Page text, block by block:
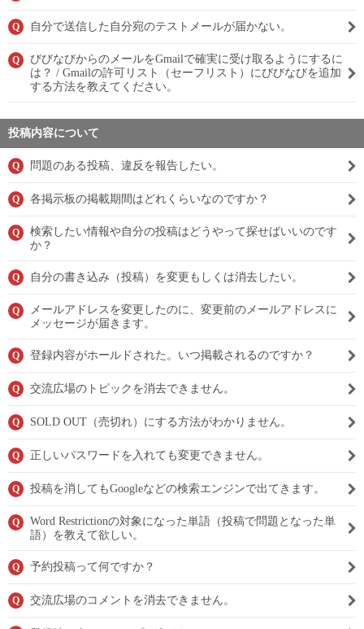
Q 自分で送信した自分宛のテストメールが届かない。
Q
びびなびからのメールをGmailで確実に受け取るようにするに
は？ / Gmailの許可リスト（セーフリスト）にびびなびを追加
する方法を教えてください。
投稿内容について
Q 問題のある投稿、違反を報告したい。
Q 各掲示板の掲載期間はどれくらいなのですか？
Q
検索したい情報や自分の投稿はどうやって探せばいいのです
か？
Q 自分の書き込み（投稿）を変更もしくは消去したい。
Q
メールアドレスを変更したのに、変更前のメールアドレスに
メッセージが届きます。
Q 登録内容がホールドされた。いつ掲載されるのですか？
Q 交流広場のトピックを消去できません。
Q SOLD OUT（売切れ）にする方法がわかりません。
Q 正しいパスワードを入れても変更できません。
Q 投稿を消してもGoogleなどの検索エンジンで出てきます。
Q
Word Restrictionの対象になった単語（投稿で問題となった単
語）を教えて欲しい。
Q 予約投稿って何ですか？
Q 交流広場のコメントを消去できません。